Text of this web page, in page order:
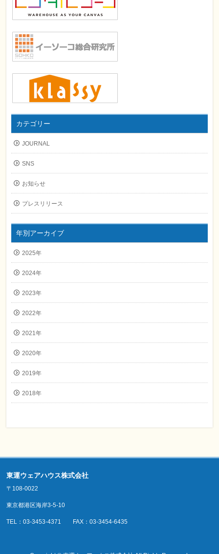
カテゴリー
JOURNAL
SNS
お知らせ
プレスリリース
年別アーカイブ
2025年
2024年
2023年
2022年
2021年
2020年
2019年
2018年
東運ウェアハウス株式会社
〒108-0022
東京都港区海岸3-5-10
TEL：03-3453-4371 FAX：03-3454-6435